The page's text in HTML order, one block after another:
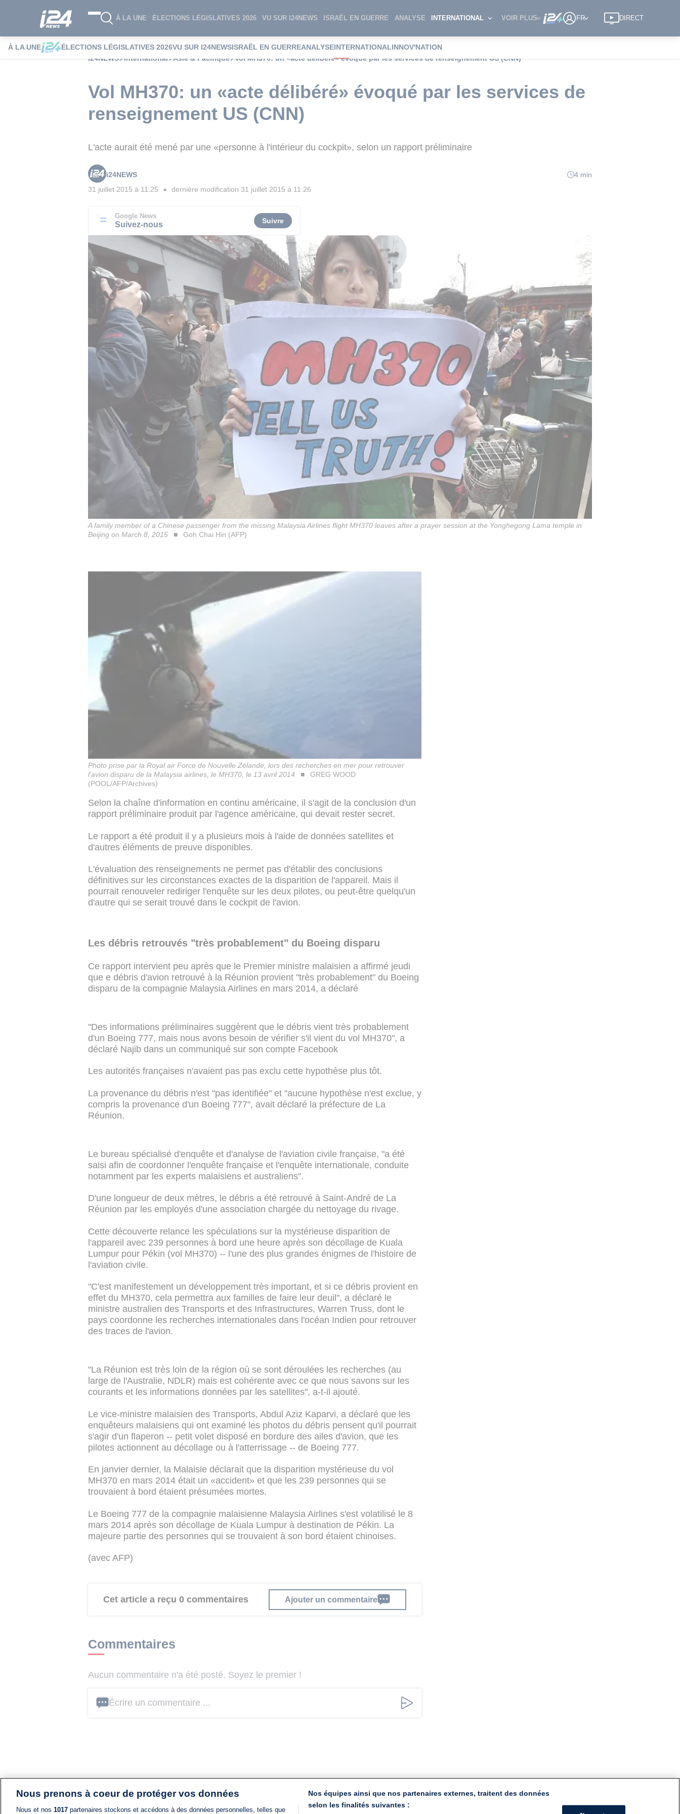
À LA UNE ÉLECTIONS LÉGISLATIVES 2026 VU SUR I24NEWS ISRAËL EN GUERRE ANALYSE INTERNATIONAL VOIR PLUS FR DIRECT
À LA UNE ÉLECTIONS LÉGISLATIVES 2026VU SUR I24NEWSISRAËL EN GUERREANALYSEINTERNATIONALINNOV'NATION
i24NEWS
International Asie & Pacifique Vol MH370: un «acte délibéré» évoqué par les services de renseignement US (CNN)
Vol MH370: un «acte délibéré» évoqué par les services de
renseignement US (CNN)
L'acte aurait été mené par une «personne à l'intérieur du cockpit», selon un rapport préliminaire
i24NEWS
4 min
31 juillet 2015 à 11:25 ■ dernière modification 31 juillet 2015 à 11:26
Google News
Suivez-nous Suivre
A family member of a Chinese passenger from the missing Malaysia Airlines flight MH370 leaves after a prayer session at the Yonghegong Lama temple in
Beijing on March 8, 2015
Goh Chai Hin (AFP)
Photo prise par la Royal air Force de Nouvelle Zélande, lors des recherches en mer pour retrouver
l'avion disparu de la Malaysia airlines, le MH370, le 13 avril 2014
GREG WOOD
(POOL/AFP/Archives)
Selon la chaîne d'information en continu américaine, il s'agit de la conclusion d'un
rapport préliminaire produit par l'agence américaine, qui devait rester secret.
Le rapport a été produit il y a plusieurs mois à l'aide de données satellites et
d'autres éléments de preuve disponibles.
L'évaluation des renseignements ne permet pas d'établir des conclusions
définitives sur les circonstances exactes de la disparition de l'appareil. Mais il
pourrait renouveler rediriger l'enquête sur les deux pilotes, ou peut-être quelqu'un
d'autre qui se serait trouvé dans le cockpit de l'avion.
Les débris retrouvés "très probablement" du Boeing disparu
Ce rapport intervient peu après que le Premier ministre malaisien a affirmé jeudi
que e débris d'avion retrouvé à la Réunion provient "très probablement" du Boeing
disparu de la compagnie Malaysia Airlines en mars 2014, a déclaré
"Des informations préliminaires suggèrent que le débris vient très probablement
d'un Boeing 777, mais nous avons besoin de vérifier s'il vient du vol MH370", a
déclaré Najib dans un communiqué sur son compte Facebook
Les autorités françaises n'avaient pas pas exclu cette hypothèse plus tôt.
La provenance du débris n'est "pas identifiée" et "aucune hypothèse n'est exclue, y
compris la provenance d'un Boeing 777", avait déclaré la préfecture de La
Réunion.
Le bureau spécialisé d'enquête et d'analyse de l'aviation civile française, "a été
saisi afin de coordonner l'enquête française et l'enquête internationale, conduite
notamment par les experts malaisiens et australiens".
D'une longueur de deux mètres, le débris a été retrouvé à Saint-André de La
Réunion par les employés d'une association chargée du nettoyage du rivage.
Cette découverte relance les spéculations sur la mystérieuse disparition de
l'appareil avec 239 personnes à bord une heure après son décollage de Kuala
Lumpur pour Pékin (vol MH370) -- l'une des plus grandes énigmes de l'histoire de
l'aviation civile.
"C'est manifestement un développement très important, et si ce débris provient en
effet du MH370, cela permettra aux familles de faire leur deuil", a déclaré le
ministre australien des Transports et des Infrastructures, Warren Truss, dont le
pays coordonne les recherches internationales dans l'océan Indien pour retrouver
des traces de l'avion.
"La Réunion est très loin de la région où se sont déroulées les recherches (au
large de l'Australie, NDLR) mais est cohérente avec ce que nous savons sur les
courants et les informations données par les satellites", a-t-il ajouté.
Le vice-ministre malaisien des Transports, Abdul Aziz Kaparvi, a déclaré que les
enquêteurs malaisiens qui ont examiné les photos du débris pensent qu'il pourrait
s'agir d'un flaperon -- petit volet disposé en bordure des ailes d'avion, que les
pilotes actionnent au décollage ou à l'atterrissage -- de Boeing 777.
En janvier dernier, la Malaisie déclarait que la disparition mystérieuse du vol
MH370 en mars 2014 était un «accident» et que les 239 personnes qui se
trouvaient à bord étaient présumées mortes.
Le Boeing 777 de la compagnie malaisienne Malaysia Airlines s'est volatilisé le 8
mars 2014 après son décollage de Kuala Lumpur à destination de Pékin. La
majeure partie des personnes qui se trouvaient à son bord étaient chinoises.
(avec AFP)
Cet article a reçu 0 commentaires Ajouter un commentaire
Commentaires
Aucun commentaire n'a été posté. Soyez le premier !
Écrire un commentaire ...
Nous prenons à coeur de protéger vos données
Nous et nos 1017 partenaires stockons et accédons à des données personnelles, telles que
Nos équipes ainsi que nos partenaires externes, traitent des données
selon les finalités suivantes :